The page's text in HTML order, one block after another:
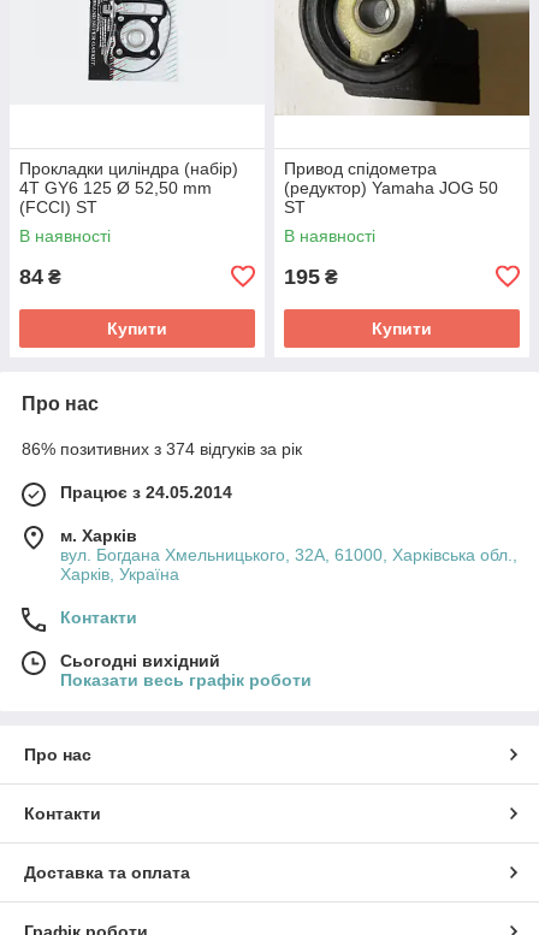
Прокладки циліндра (набір)
4T GY6 125 Ø 52,50 mm
(FCCI) ST
В наявності
84 ₴
Купити
Привод спідометра
(редуктор) Yamaha JOG 50
ST
В наявності
195 ₴
Купити
Про нас
86% позитивних з 374 відгуків за рік
Працює з 24.05.2014
м. Харків
вул. Богдана Хмельницького, 32А, 61000, Харківська обл.,
Харків, Україна
Контакти
Сьогодні вихідний
Показати весь графік роботи
Про нас
Контакти
Доставка та оплата